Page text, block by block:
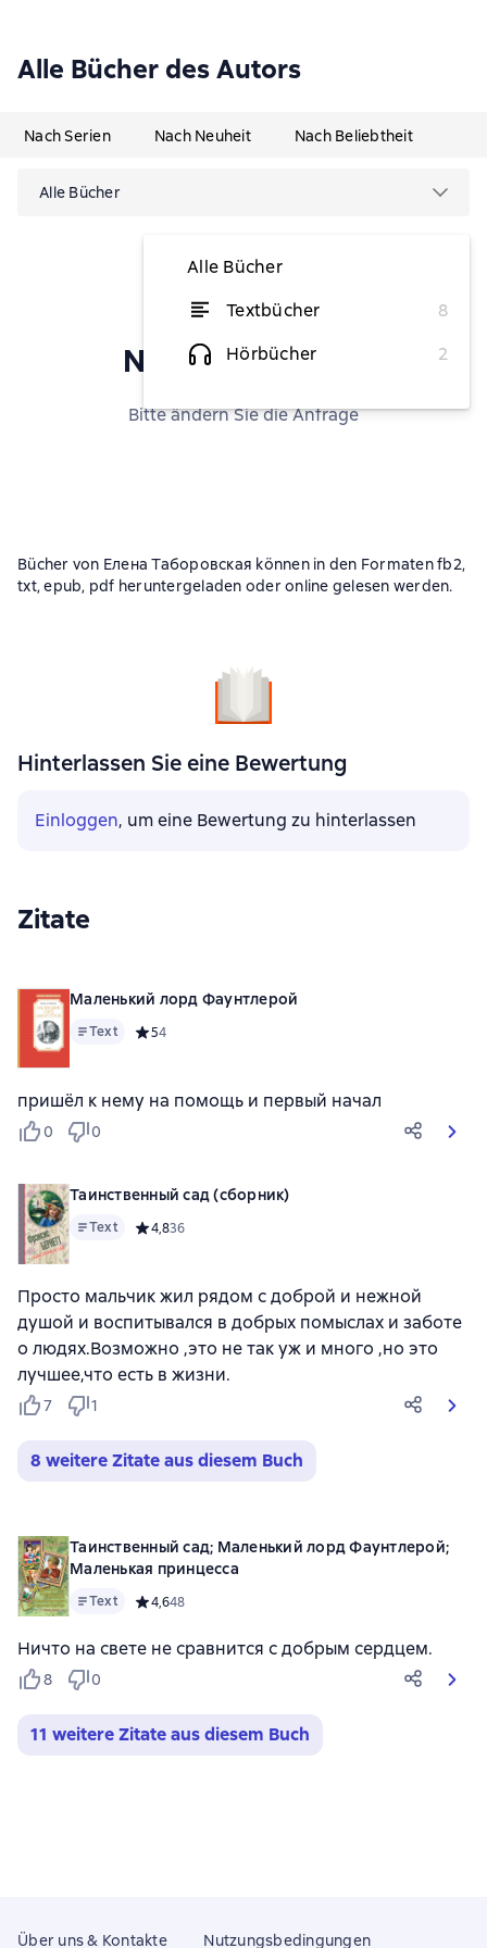
Alle Bücher des Autors
Nach Serien Nach Neuheit Nach Beliebtheit
Alle Bücher
Alle Bücher
Textbücher
8
Hörbücher
2
nichts gefunden
Bitte ändern Sie die Anfrage
Bücher von Елена Таборовская können in den Formaten fb2,
txt, epub, pdf heruntergeladen oder online gelesen werden.
Hinterlassen Sie eine Bewertung
Einloggen, um eine Bewertung zu hinterlassen
Zitate
Маленький лорд Фаунтлерой
Text Средний рейтинг 5 на основе 4 оценок
54
пришёл к нему на помощь и первый начал
0 0
Таинственный сад (сборник)
Text Средний рейтинг 4,8 на основе 36 оценок
4,836
Просто мальчик жил рядом с доброй и нежной
душой и воспитывался в добрых помыслах и заботе
о людях.Возможно ,это не так уж и много ,но это
лучшее,что есть в жизни.
7 1
8 weitere Zitate aus diesem Buch
Таинственный сад; Маленький лорд Фаунтлерой;
Маленькая принцесса
Text Средний рейтинг 4,6 на основе 48 оценок
4,648
Ничто на свете не сравнится с добрым сердцем.
8 0
11 weitere Zitate aus diesem Buch
Über uns & Kontakte Nutzungsbedingungen